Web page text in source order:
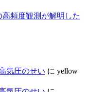
高頻度観測が解明した
気圧のせい に yellow